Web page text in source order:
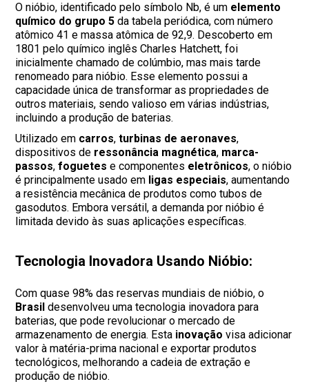
O nióbio, identificado pelo símbolo Nb, é um elemento
químico do grupo 5 da tabela periódica, com número
atômico 41 e massa atômica de 92,9. Descoberto em
1801 pelo químico inglês Charles Hatchett, foi
inicialmente chamado de colúmbio, mas mais tarde
renomeado para nióbio. Esse elemento possui a
capacidade única de transformar as propriedades de
outros materiais, sendo valioso em várias indústrias,
incluindo a produção de baterias.
Utilizado em carros,turbinas de aeronaves,
dispositivos de ressonância magnética, marca-
passos,foguetes e componentes eletrônicos, o nióbio
é principalmente usado em ligas especiais, aumentando
a resistência mecânica de produtos como tubos de
gasodutos. Embora versátil, a demanda por nióbio é
limitada devido às suas aplicações específicas.
Tecnologia Inovadora Usando Nióbio:
Com quase 98% das reservas mundiais de nióbio, o
Brasil desenvolveu uma tecnologia inovadora para
baterias, que pode revolucionar o mercado de
armazenamento de energia. Esta inovação visa adicionar
valor à matéria-prima nacional e exportar produtos
tecnológicos, melhorando a cadeia de extração e
produção de nióbio.